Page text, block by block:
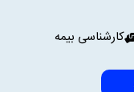
کارشناسی بیمه